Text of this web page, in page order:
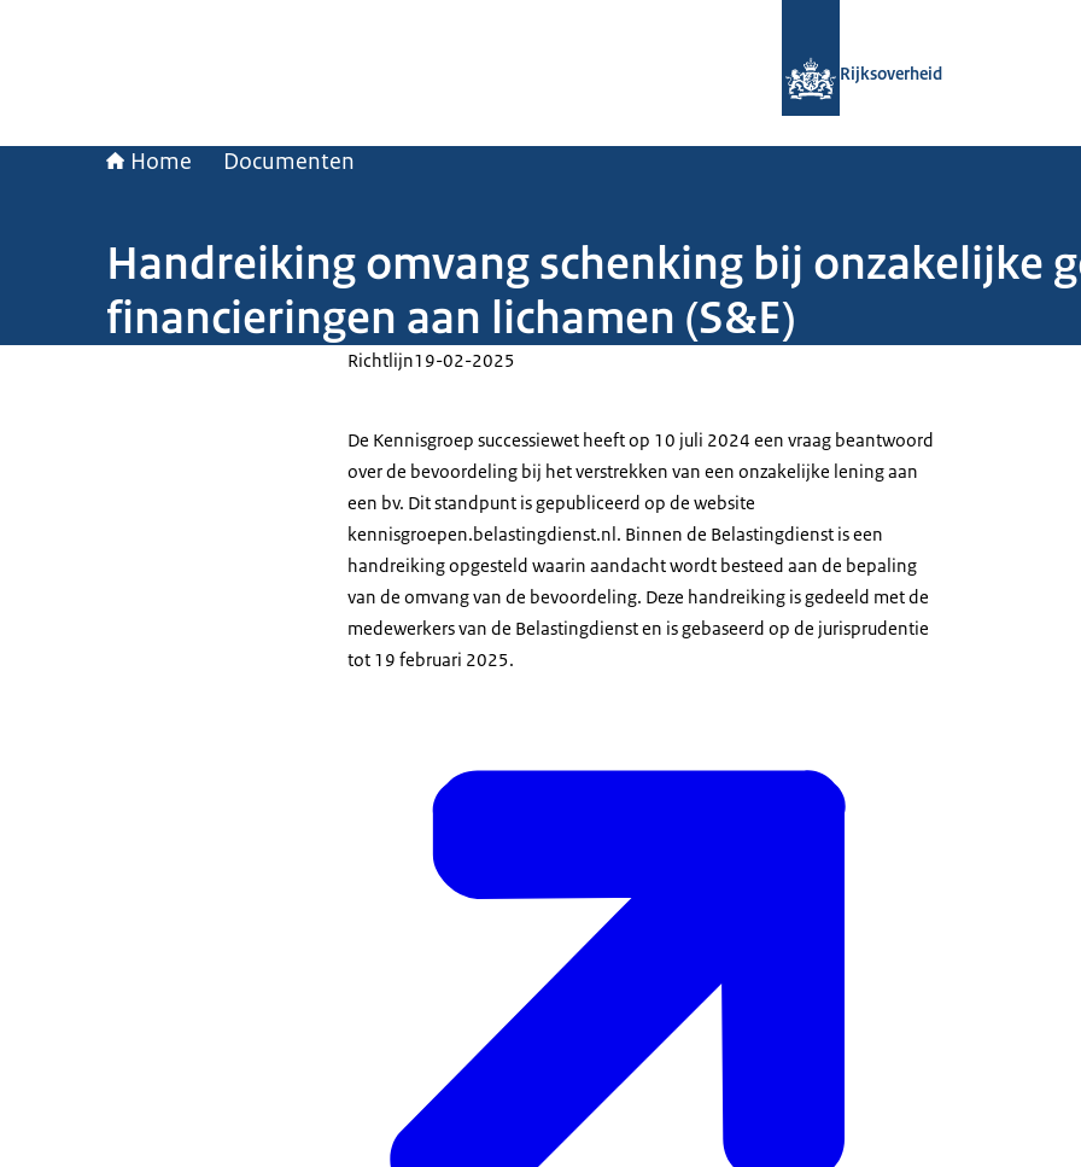
Rijksoverheid
Home Documenten
Handreiking omvang schenking bij onzakelijke
financieringen aan lichamen (S&E)
Richtlijn19-02-2025
De Kennisgroep successiewet heeft op 10 juli 2024 een vraag beantwoord
over de bevoordeling bij het verstrekken van een onzakelijke lening aan
een bv. Dit standpunt is gepubliceerd op de website
kennisgroepen.belastingdienst.nl. Binnen de Belastingdienst is een
handreiking opgesteld waarin aandacht wordt besteed aan de bepaling
van de omvang van de bevoordeling. Deze handreiking is gedeeld met de
medewerkers van de Belastingdienst en is gebaseerd op de jurisprudentie
tot 19 februari 2025.